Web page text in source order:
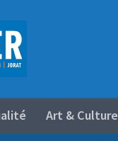
Art & Culture